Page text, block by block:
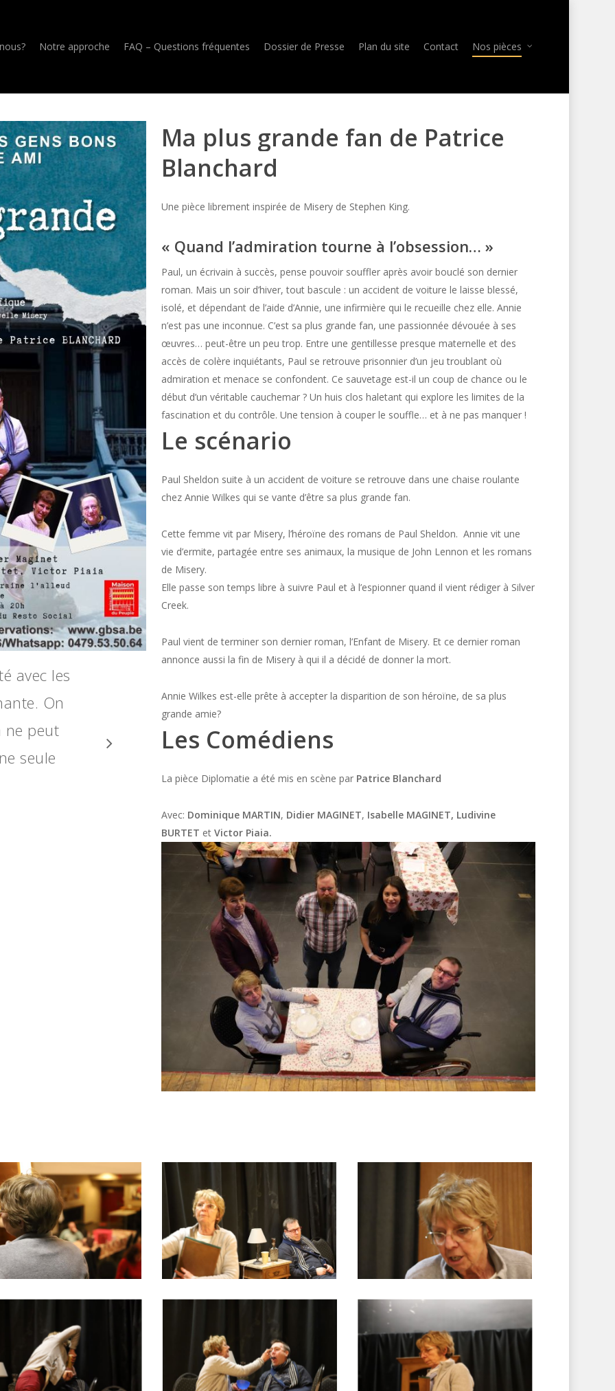
Notre approche FAQ – Questions fréquentes Dossier de Presse Plan du site Contact Nos pièces
du
va nous
Ma plus grande fan de Patrice
Blanchard
Une pièce librement inspirée de Misery de Stephen King.
« Quand l’admiration tourne à l’obsession… »
Paul, un écrivain à succès, pense pouvoir souffler après avoir bouclé son dernier
roman. Mais un soir d’hiver, tout bascule : un accident de voiture le laisse blessé,
isolé, et dépendant de l’aide d’Annie, une infirmière qui le recueille chez elle. Annie
n’est pas une inconnue. C’est sa plus grande fan, une passionnée dévouée à ses
œuvres… peut-être un peu trop. Entre une gentillesse presque maternelle et des
accès de colère inquiétants, Paul se retrouve prisonnier d’un jeu troublant où
admiration et menace se confondent. Ce sauvetage est-il un coup de chance ou le
début d’un véritable cauchemar ? Un huis clos haletant qui explore les limites de la
fascination et du contrôle. Une tension à couper le souffle… et à ne pas manquer !
Le scénario
Paul Sheldon suite à un accident de voiture se retrouve dans une chaise roulante
chez Annie Wilkes qui se vante d’être sa plus grande fan.
Cette femme vit par Misery, l’héroïne des romans de Paul Sheldon. Annie vit une
vie d’ermite, partagée entre ses animaux, la musique de John Lennon et les romans
de Misery.
Elle passe son temps libre à suivre Paul et à l’espionner quand il vient rédiger à Silver
Creek.
Paul vient de terminer son dernier roman, l’Enfant de Misery. Et ce dernier roman
annonce aussi la fin de Misery à qui il a décidé de donner la mort.
Annie Wilkes est-elle prête à accepter la disparition de son héroïne, de sa plus
grande amie?
Les Comédiens
La pièce Diplomatie a été mis en scène par Patrice Blanchard
Avec: Dominique MARTIN, Didier MAGINET, Isabelle MAGINET, Ludivine
BURTET etVictor Piaia.